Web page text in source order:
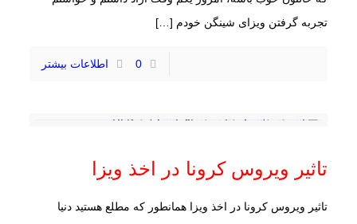
تجربه گرفتن ویزای شینگن خودم […]
0 اطلاعات بیشتر
تاثیر ویروس کرونا در اخذ ویزا
تاثیر ویروس کرونا در اخذ ویزا همانطور که مطلع هستید دنیا